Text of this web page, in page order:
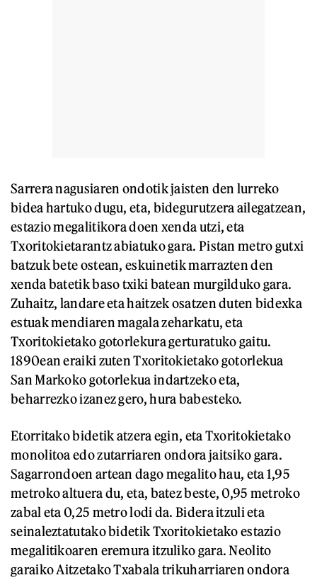
Sarrera nagusiaren ondotik jaisten den lurreko
bidea hartuko dugu, eta, bidegurutzera ailegatzean,
estazio megalitikora doen xenda utzi, eta
Txoritokietarantz abiatuko gara. Pistan metro gutxi
batzuk bete ostean, eskuinetik marrazten den
xenda batetik baso txiki batean murgilduko gara.
Zuhaitz, landare eta haitzek osatzen duten bidexka
estuak mendiaren magala zeharkatu, eta
Txoritokietako gotorlekura gerturatuko gaitu.
1890ean eraiki zuten Txoritokietako gotorlekua
San Markoko gotorlekua indartzeko eta,
beharrezko izanez gero, hura babesteko.
Etorritako bidetik atzera egin, eta Txoritokietako
monolitoa edo zutarriaren ondora jaitsiko gara.
Sagarrondoen artean dago megalito hau, eta 1,95
metroko altuera du, eta, batez beste, 0,95 metroko
zabal eta 0,25 metro lodi da. Bidera itzuli eta
seinaleztatutako bidetik Txoritokietako estazio
megalitikoaren eremura itzuliko gara. Neolito
garaiko Aitzetako Txabala trikuharriaren ondora